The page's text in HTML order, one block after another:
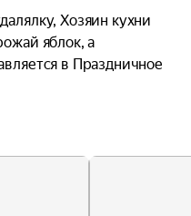
Хозяин кухни
яблок, а
в Праздничное